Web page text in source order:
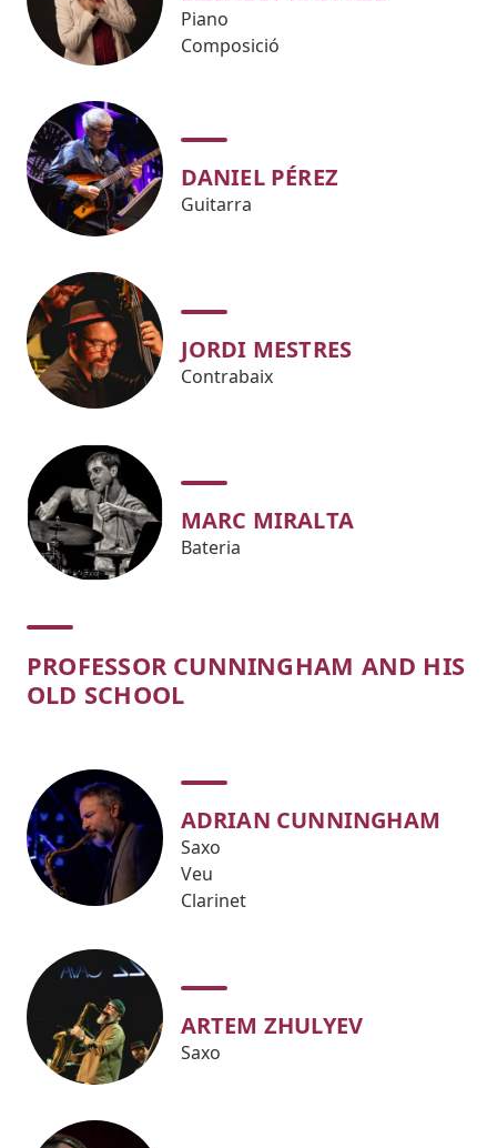
Piano
Composició
DANIEL PÉREZ
Guitarra
JORDI MESTRES
Contrabaix
MARC MIRALTA
Bateria
PROFESSOR CUNNINGHAM AND HIS
OLD SCHOOL
ADRIAN CUNNINGHAM
Saxo
Veu
Clarinet
ARTEM ZHULYEV
Saxo